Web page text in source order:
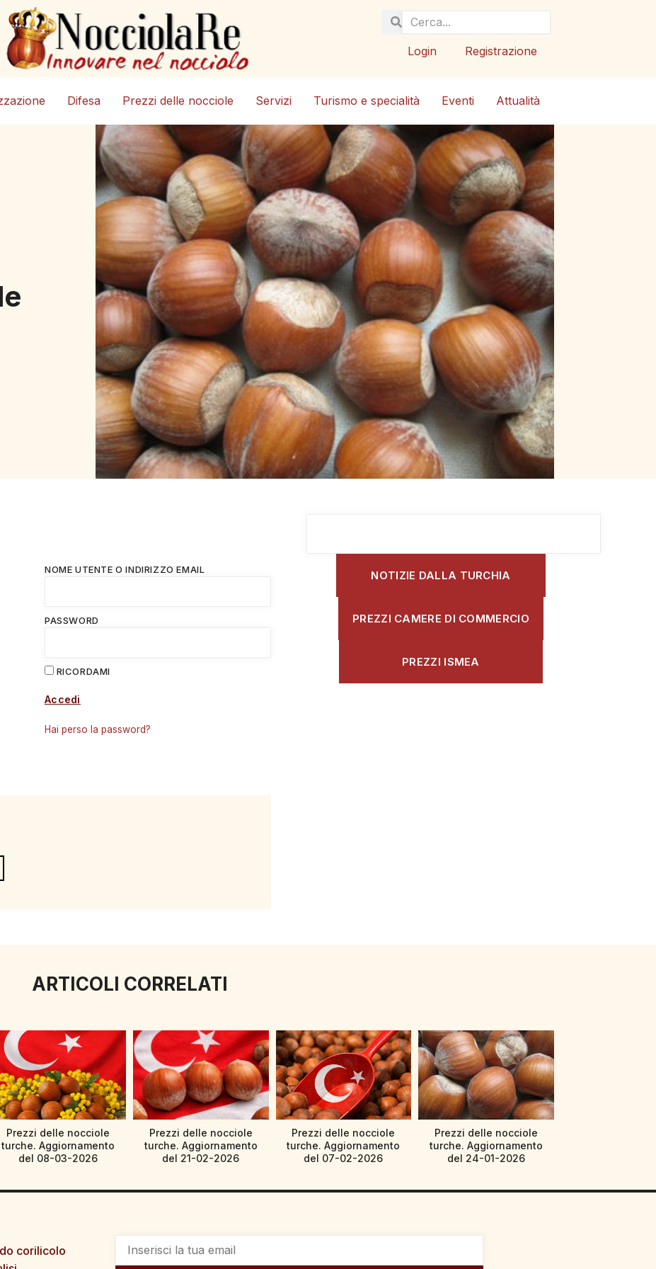
Login Registrazione
Difesa Prezzi delle nocciole Servizi Turismo e specialità Eventi Attualità
NOME UTENTE O INDIRIZZO EMAIL
PASSWORD
RICORDAMI
Accedi
Hai perso la password?
NOTIZIE DALLA TURCHIA
PREZZI CAMERE DI COMMERCIO
PREZZI ISMEA
ARTICOLI CORRELATI
Prezzi delle nocciole
turche. Aggiornamento
del 08-03-2026
Prezzi delle nocciole
turche. Aggiornamento
del 21-02-2026
Prezzi delle nocciole
turche. Aggiornamento
del 07-02-2026
Prezzi delle nocciole
turche. Aggiornamento
del 24-01-2026
corilicolo